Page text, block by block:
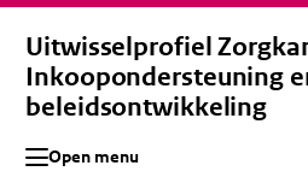
Uitwisselprofiel
Inkoopondersteuning
beleidsontwikkeling
Open menu